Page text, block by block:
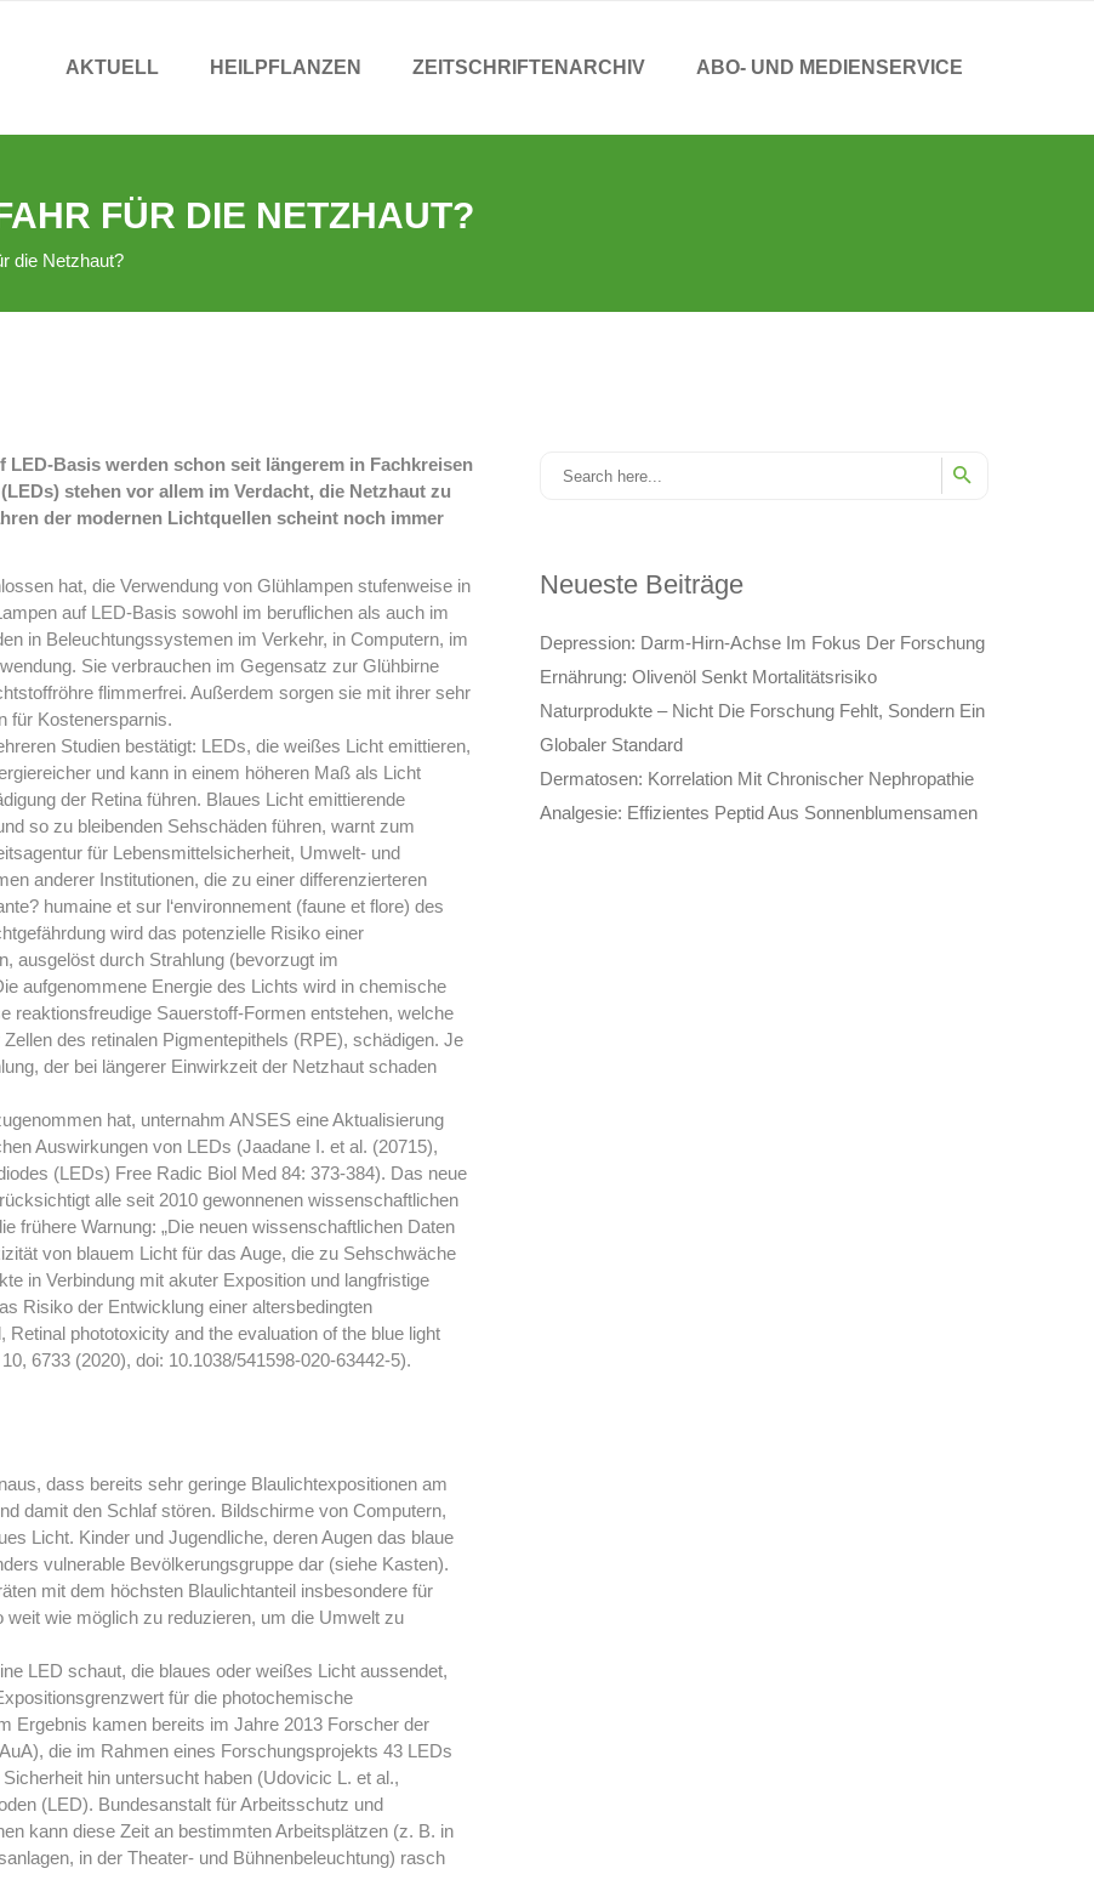
AKTUELL HEILPFLANZEN ZEITSCHRIFTENARCHIV ABO- UND MEDIENSERVICE
FÜR DIE NETZHAUT?
die Netzhaut?
Basis werden schon seit längerem in Fachkreisen
stehen vor allem im Verdacht, die Netzhaut zu
der modernen Lichtquellen scheint noch immer
hat, die Verwendung von Glühlampen stufenweise in
auf LED-Basis sowohl im beruflichen als auch im
in Beleuchtungssystemen im Verkehr, in Computern, im
Sie verbrauchen im Gegensatz zur Glühbirne
flimmerfrei. Außerdem sorgen sie mit ihrer sehr
für Kostenersparnis.
Studien bestätigt: LEDs, die weißes Licht emittieren,
und kann in einem höheren Maß als Licht
der Retina führen. Blaues Licht emittierende
so zu bleibenden Sehschäden führen, warnt zum
für Lebensmittelsicherheit, Umwelt- und
anderer Institutionen, die zu einer differenzierteren
humaine et sur l‘environnement (faune et flore) des
wird das potenzielle Risiko einer
ausgelöst durch Strahlung (bevorzugt im
aufgenommene Energie des Lichts wird in chemische
reaktionsfreudige Sauerstoff-Formen entstehen, welche
des retinalen Pigmentepithels (RPE), schädigen. Je
der bei längerer Einwirkzeit der Netzhaut schaden
hat, unternahm ANSES eine Aktualisierung
Auswirkungen von LEDs (Jaadane I. et al. (20715),
(LEDs) Free Radic Biol Med 84: 373-384). Das neue
alle seit 2010 gewonnenen wissenschaftlichen
frühere Warnung: „Die neuen wissenschaftlichen Daten
von blauem Licht für das Auge, die zu Sehschwäche
in Verbindung mit akuter Exposition und langfristige
Risiko der Entwicklung einer altersbedingten
phototoxicity and the evaluation of the blue light
6733 (2020), doi: 10.1038/541598-020-63442-5).
dass bereits sehr geringe Blaulichtexpositionen am
damit den Schlaf stören. Bildschirme von Computern,
Licht. Kinder und Jugendliche, deren Augen das blaue
vulnerable Bevölkerungsgruppe dar (siehe Kasten).
mit dem höchsten Blaulichtanteil insbesondere für
wie möglich zu reduzieren, um die Umwelt zu
LED schaut, die blaues oder weißes Licht aussendet,
für die photochemische
Ergebnis kamen bereits im Jahre 2013 Forscher der
die im Rahmen eines Forschungsprojekts 43 LEDs
hin untersucht haben (Udovicic L. et al.,
(LED). Bundesanstalt für Arbeitsschutz und
kann diese Zeit an bestimmten Arbeitsplätzen (z. B. in
in der Theater- und Bühnenbeleuchtung) rasch
Neueste Beiträge
Depression: Darm-Hirn-Achse Im Fokus Der Forschung
Ernährung: Olivenöl Senkt Mortalitätsrisiko
Naturprodukte – Nicht Die Forschung Fehlt, Sondern Ein
Globaler Standard
Dermatosen: Korrelation Mit Chronischer Nephropathie
Analgesie: Effizientes Peptid Aus Sonnenblumensamen